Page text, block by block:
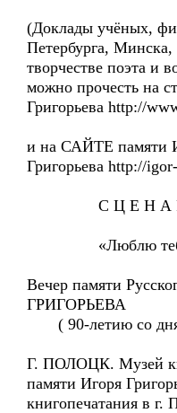
(Доклады учёных,
Петербурга,
творчестве поэта и
можно прочесть на
Григорьева http://
и на САЙТЕ памяти
Григорьева http://
С Ц Е Н А Р
«Люблю тебя
Вечер памяти
ГРИГОРЬЕВА
( 90-летию со дня
Г. ПОЛОЦК. Музей
памяти Игоря
книгопечатания в г.